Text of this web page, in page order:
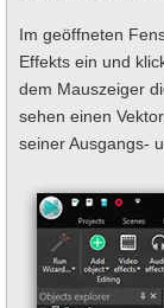
Im geöffneten
Effekts ein und
dem Mauszeiger
sehen einen
seiner Ausgangs-